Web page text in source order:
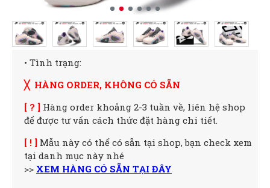
• Tình trạng:
╳ HÀNG ORDER, KHÔNG CÓ SẴN
[ ? ] Hàng order khoảng 2-3 tuần về, liên hệ shop
để được tư vấn cách thức đặt hàng chi tiết.
[ ! ] Mẫu này có thể có sẵn tại shop, bạn check xem
tại danh mục này nhé
>> XEM HÀNG CÓ SẴN TẠI ĐÂY